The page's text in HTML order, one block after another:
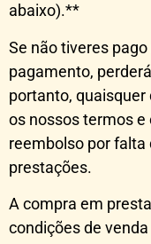
abaixo).**
Se não tiveres
pagamento,
portanto,
os nossos termos e
reembolso por falta
prestações.
A compra em
condições de